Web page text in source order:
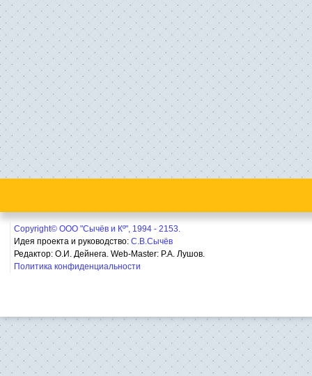
Copyright© ООО "Сычёв и Кº", 1994 - 2153.
Идея проекта и руководство: С.В.Сычёв
Редактор: О.И. Дейнега. Web-Master: Р.А. Лушов.
Политика конфиденциальности